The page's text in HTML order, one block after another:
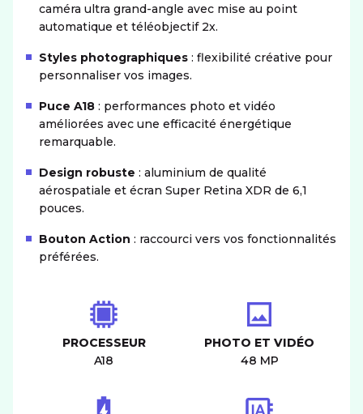
caméra ultra grand-angle avec mise au point
automatique et téléobjectif 2x.
Styles photographiques : flexibilité créative pour
personnaliser vos images.
Puce A18 : performances photo et vidéo
améliorées avec une efficacité énergétique
remarquable.
Design robuste : aluminium de qualité
aérospatiale et écran Super Retina XDR de 6,1
pouces.
Bouton Action : raccourci vers vos fonctionnalités
préférées.
PROCESSEUR
A18
PHOTO ET VIDÉO
48 MP